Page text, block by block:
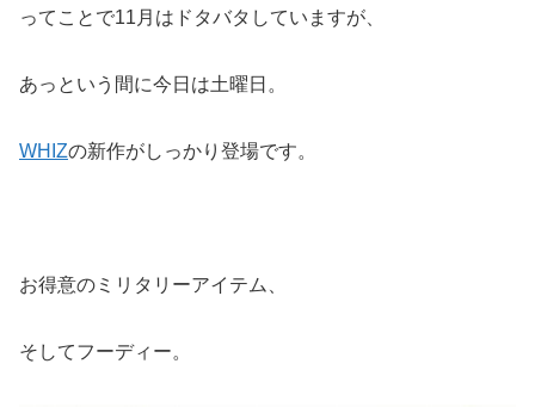
ってことで11月はドタバタしていますが、
あっという間に今日は土曜日。
WHIZの新作がしっかり登場です。
お得意のミリタリーアイテム、
そしてフーディー。